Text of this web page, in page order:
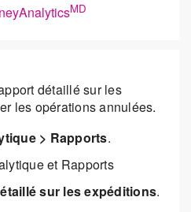
MD
détaillé sur les
les opérations annulées.
> Rapports.
sur les expéditions.